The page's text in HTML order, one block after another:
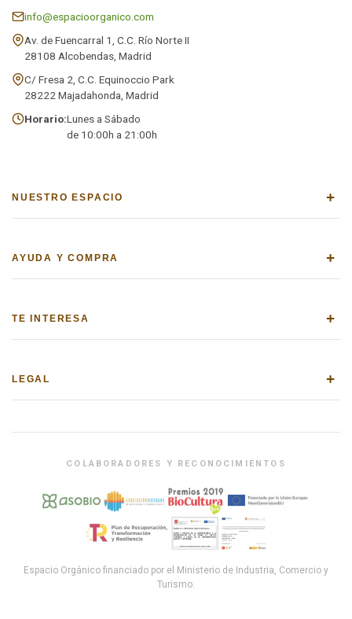
info@espacioorganico.com
Av. de Fuencarral 1, C.C. Río Norte II
28108 Alcobendas, Madrid
C/ Fresa 2, C.C. Equinoccio Park
28222 Majadahonda, Madrid
Horario:Lunes a Sábado
de 10:00h a 21:00h
NUESTRO ESPACIO +
AYUDA Y COMPRA +
TE INTERESA +
LEGAL +
COLABORADORES Y RECONOCIMIENTOS
Espacio Orgánico financiado por el Ministerio de Industria, Comercio y
Turismo.